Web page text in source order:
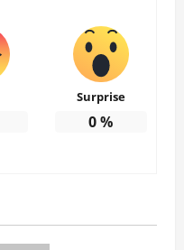
Surprise
0%